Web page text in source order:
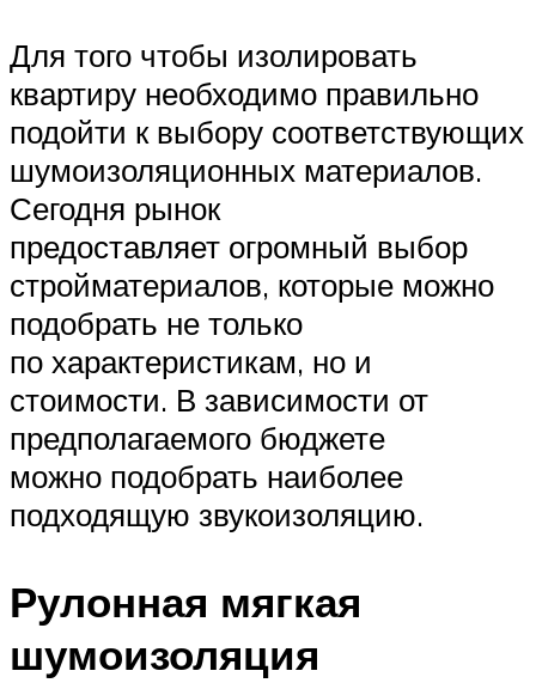
Для того чтобы изолировать
квартиру необходимо правильно
подойти к выбору соответствующих
шумоизоляционных материалов.
Сегодня рынок
предоставляет огромный выбор
стройматериалов, которые можно
подобрать не только
по характеристикам, но и
стоимости. В зависимости от
предполагаемого бюджете
можно подобрать наиболее
подходящую звукоизоляцию.
Рулонная мягкая
шумоизоляция